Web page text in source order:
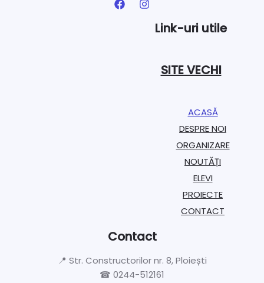
Link-uri utile
SITE VECHI
ACASĂ
DESPRE NOI
ORGANIZARE​
NOUTĂȚI
ELEVI
PROIECTE​
CONTACT
Contact
📍 Str. Constructorilor nr. 8, Ploiești
☎ 0244-512161